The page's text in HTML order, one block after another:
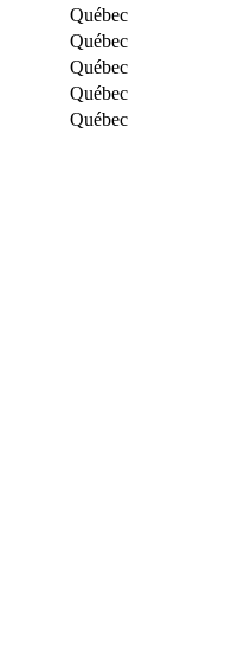
Québec
Québec
Québec
Québec
Québec